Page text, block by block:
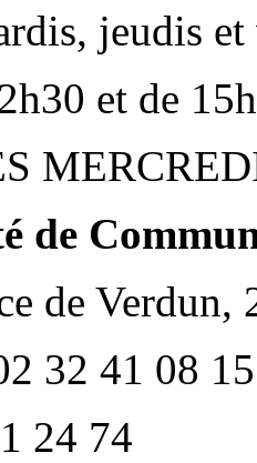
jeudis et
et de
de
de Verdun,
32 41 08 15
24 74